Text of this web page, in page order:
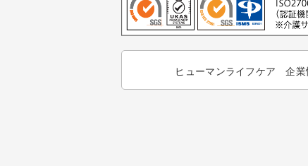
ヒューマンライフケア 企業